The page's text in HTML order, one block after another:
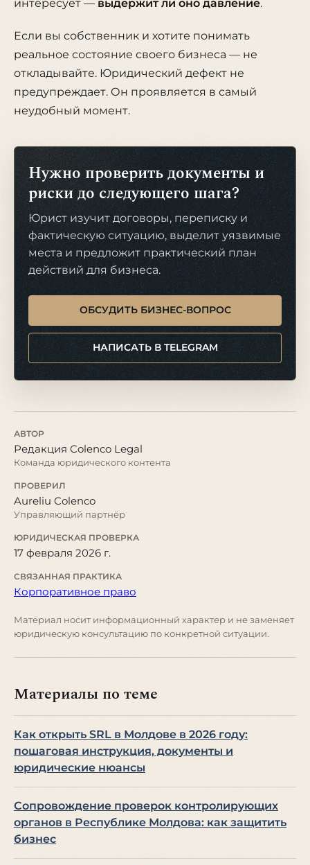
интересует — выдержит ли оно давление.
Если вы собственник и хотите понимать
реальное состояние своего бизнеса — не
откладывайте. Юридический дефект не
предупреждает. Он проявляется в самый
неудобный момент.
Нужно проверить документы и
риски до следующего шага?
Юрист изучит договоры, переписку и
фактическую ситуацию, выделит уязвимые
места и предложит практический план
действий для бизнеса.
ОБСУДИТЬ БИЗНЕС-ВОПРОС
НАПИСАТЬ В TELEGRAM
АВТОР
Редакция Colenco Legal
Команда юридического контента
ПРОВЕРИЛ
Aureliu Colenco
Управляющий партнёр
ЮРИДИЧЕСКАЯ ПРОВЕРКА
17 февраля 2026 г.
СВЯЗАННАЯ ПРАКТИКА
Корпоративное право
Материал носит информационный характер и не заменяет
юридическую консультацию по конкретной ситуации.
Материалы по теме
Как открыть SRL в Молдове в 2026 году:
пошаговая инструкция, документы и
юридические нюансы
Сопровождение проверок контролирующих
органов в Республике Молдова: как защитить
бизнес